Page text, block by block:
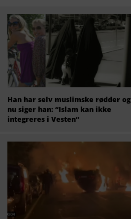
Han har selv muslimske rødder og
nu siger han: “Islam kan ikke
integreres i Vesten”